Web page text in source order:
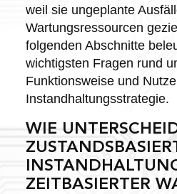
weil sie ungeplante
Wartungsressourcen
folgenden Abschnitte
wichtigsten Fragen rund
Funktionsweise und
Instandhaltungsstrategie.
WIE
ZEITBASIERTER